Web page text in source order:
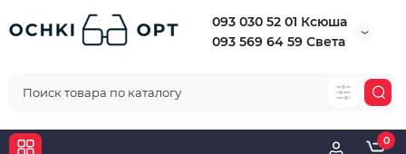
093 030 52 01 Ксюша
093 569 64 59 Света
0